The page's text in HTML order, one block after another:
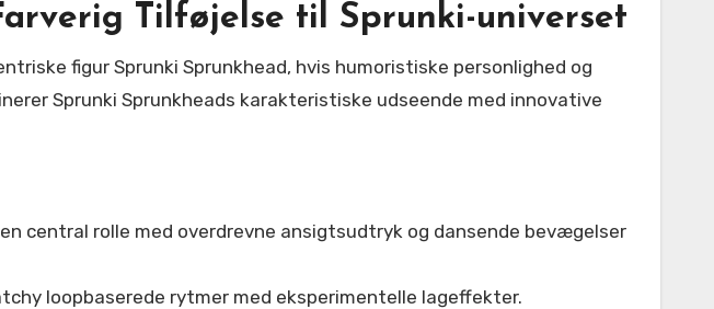
Tilføjelse til Sprunki-universet
Sprunki Sprunkheads karakteristiske udseende med innovative
central rolle med overdrevne ansigtsudtryk og dansende bevægelser
loopbaserede rytmer med eksperimentelle lageffekter.